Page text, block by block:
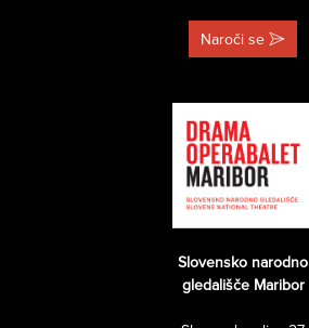
Naroči se
Slovensko narodno
gledališče Maribor